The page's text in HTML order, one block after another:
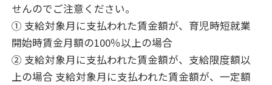
せんのでご注意ください。
① 支給対象月に支払われた賃金額が、育児時短就業
開始時賃金月額の100％以上の場合
② 支給対象月に支払われた賃金額が、支給限度額以
上の場合 支給対象月に支払われた賃金額が、一定額